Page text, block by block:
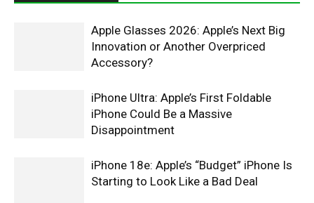
Apple Glasses 2026: Apple’s Next Big
Innovation or Another Overpriced
Accessory?
iPhone Ultra: Apple’s First Foldable
iPhone Could Be a Massive
Disappointment
iPhone 18e: Apple’s “Budget” iPhone Is
Starting to Look Like a Bad Deal